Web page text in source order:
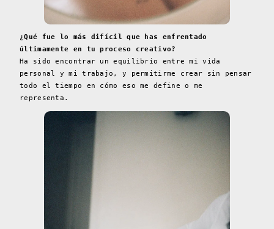
¿Qué fue lo más difícil que has enfrentado
últimamente en tu proceso creativo?
Ha sido encontrar un equilibrio entre mi vida
personal y mi trabajo, y permitirme crear sin pensar
todo el tiempo en cómo eso me define o me
representa.